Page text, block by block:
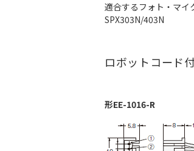
適合するフォト・マ
SPX303N/403N
ロボットコード
形EE-1016-R